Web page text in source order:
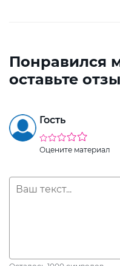
Понравился
оставьте
Гость
Оцените материал